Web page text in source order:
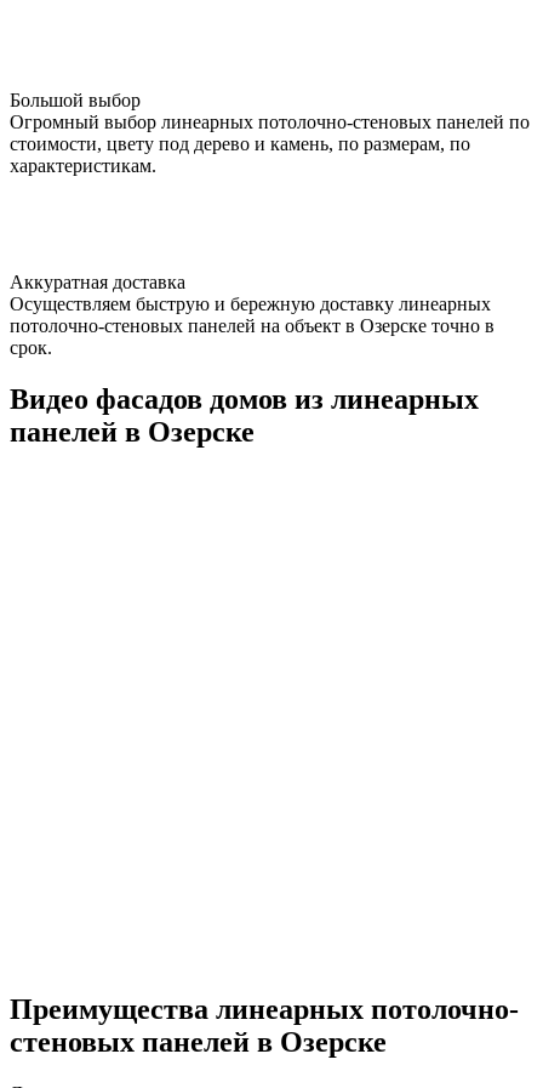
Большой выбор
Огромный выбор линеарных потолочно-стеновых панелей по
стоимости, цвету под дерево и камень, по размерам, по
характеристикам.
Аккуратная доставка
Осуществляем быструю и бережную доставку линеарных
потолочно-стеновых панелей на объект в Озерске точно в
срок.
Видео фасадов домов из линеарных
панелей в Озерске
Преимущества линеарных потолочно-
стеновых панелей в Озерске